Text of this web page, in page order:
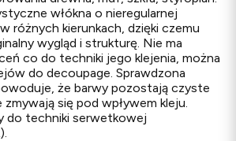
włókna o nieregularnej
różnych kierunkach, dzięki czemu
wygląd i strukturę. Nie ma
co do techniki jego klejenia, można
do decoupage. Sprawdzona
że barwy pozostają czyste
zmywają się pod wpływem kleju.
do techniki serwetkowej